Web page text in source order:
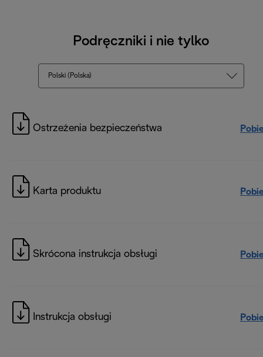
Podręczniki i nie tylko
Polski (Polska)
Ostrzeżenia bezpieczeństwa
Karta produktu
Skrócona instrukcja obsługi
Instrukcja obsługi